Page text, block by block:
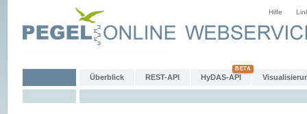
Hilfe
Überblick REST-API HyDAS-API